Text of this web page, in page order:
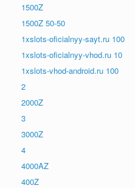
1500Z
1500Z 50-50
1xslots-oficialnyy-sayt.ru 100
1xslots-oficialnyy-vhod.ru 10
1xslots-vhod-android.ru 100
2
2000Z
3
3000Z
4
4000AZ
400Z